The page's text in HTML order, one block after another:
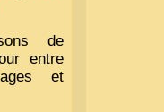
de
entre
et